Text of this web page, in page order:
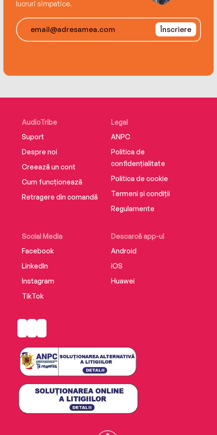
lucruri simpatice.
Înscriere
AudioTribe
Suport
Despre noi
Creează un cont
Cum funcționează
Retragere din comandă
Social Media
Facebook
LinkedIn
Instagram
TikTok
Descarcă app-ul
Android
iOS
Huawei
Legal
ANPC
Politica de
confidențialitate
Politica de cookie
Termeni și condiții
Regulamente